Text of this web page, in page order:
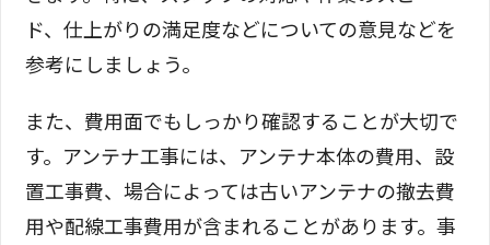
ド、仕上がりの満足度などについての意見などを
参考にしましょう。
また、費用面でもしっかり確認することが大切で
す。アンテナ工事には、アンテナ本体の費用、設
置工事費、場合によっては古いアンテナの撤去費
用や配線工事費用が含まれることがあります。事